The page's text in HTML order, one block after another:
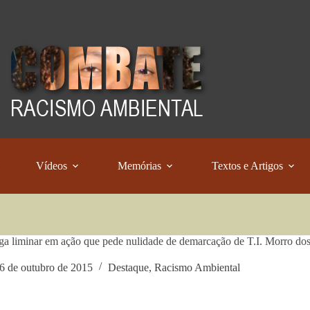
Vídeos Memórias Textos e Artigos
liminar em ação que pede nulidade de demarcação de T.I. Morro
de outubro de 2015 Destaque, Racismo Ambiental